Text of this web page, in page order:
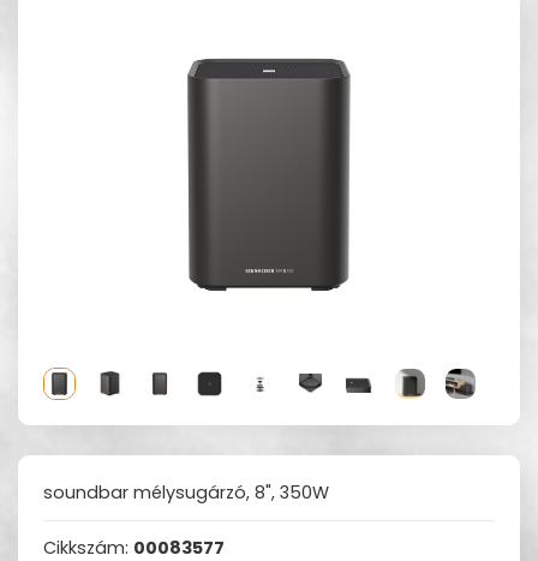
soundbar mélysugárzó, 8", 350W
Cikkszám: 00083577